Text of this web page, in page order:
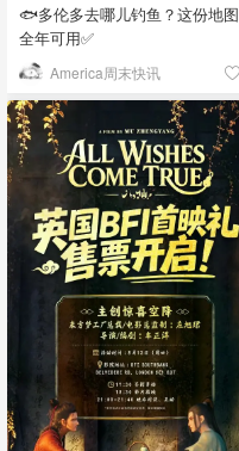
🐟多伦多去哪儿钓鱼？这份地图
全年可用✅
America周末快讯